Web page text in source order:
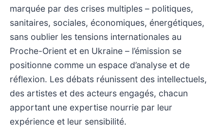
marquée par des crises multiples – politiques,
sanitaires, sociales, économiques, énergétiques,
sans oublier les tensions internationales au
Proche-Orient et en Ukraine – l’émission se
positionne comme un espace d’analyse et de
réflexion. Les débats réunissent des intellectuels,
des artistes et des acteurs engagés, chacun
apportant une expertise nourrie par leur
expérience et leur sensibilité.